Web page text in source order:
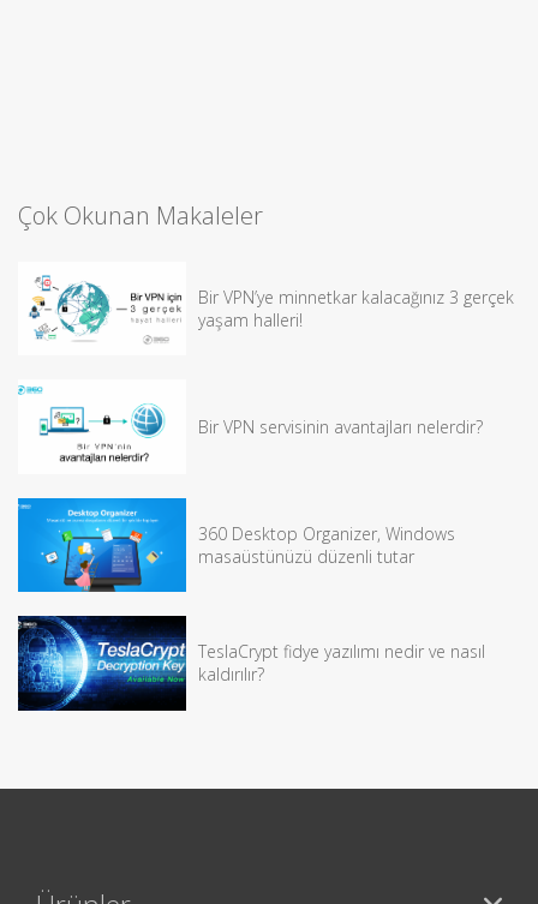
Çok Okunan Makaleler
Bir VPN’ye minnetkar kalacağınız 3 gerçek
yaşam halleri!
Bir VPN servisinin avantajları nelerdir?
360 Desktop Organizer, Windows
masaüstünüzü düzenli tutar
TeslaCrypt fidye yazılımı nedir ve nasıl
kaldırılır?